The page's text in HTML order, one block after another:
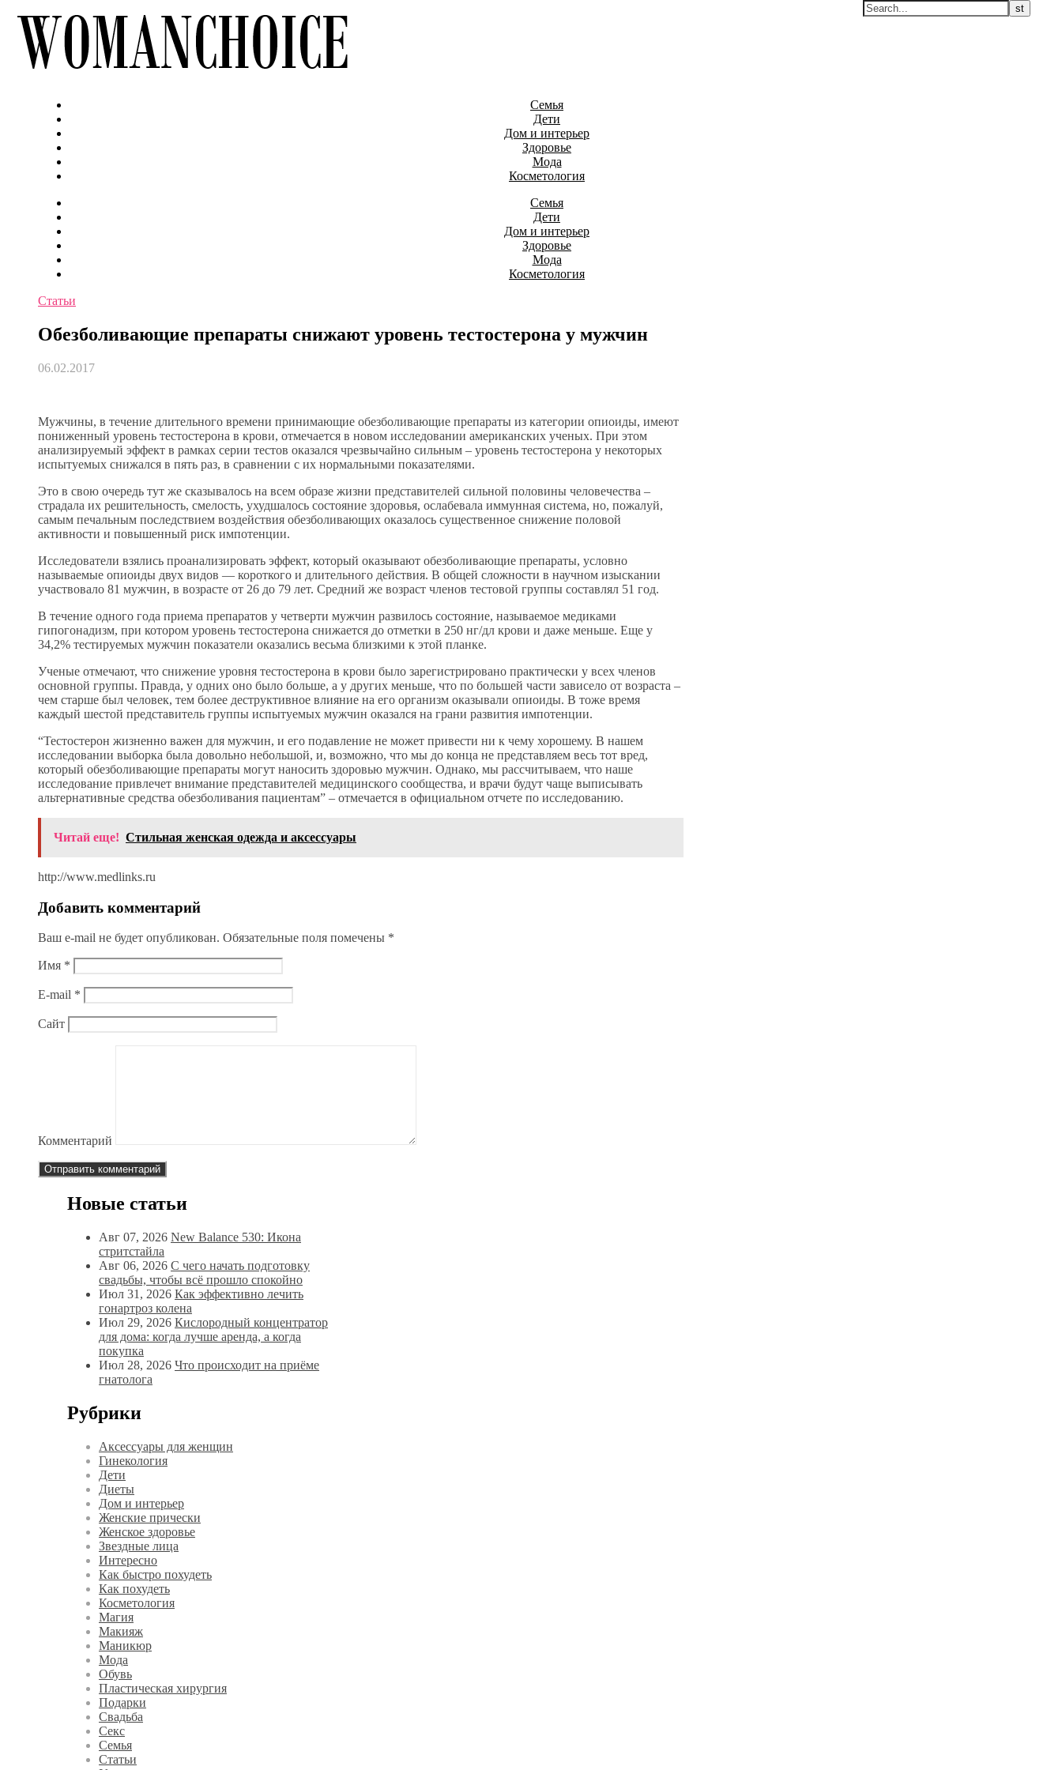
Семья
Дети
Дом и интерьер
Здоровье
Мода
Косметология
Семья
Дети
Дом и интерьер
Здоровье
Мода
Косметология
Статьи
Обезболивающие препараты снижают уровень тестостерона у мужчин
06.02.2017
Мужчины, в течение длительного времени принимающие обезболивающие препараты из категории опиоиды, имеют
пониженный уровень тестостерона в крови, отмечается в новом исследовании американских ученых. При этом
анализируемый эффект в рамках серии тестов оказался чрезвычайно сильным – уровень тестостерона у некоторых
испытуемых снижался в пять раз, в сравнении с их нормальными показателями.
Это в свою очередь тут же сказывалось на всем образе жизни представителей сильной половины человечества –
страдала их решительность, смелость, ухудшалось состояние здоровья, ослабевала иммунная система, но, пожалуй,
самым печальным последствием воздействия обезболивающих оказалось существенное снижение половой
активности и повышенный риск импотенции.
Исследователи взялись проанализировать эффект, который оказывают обезболивающие препараты, условно
называемые опиоиды двух видов — короткого и длительного действия. В общей сложности в научном изыскании
участвовало 81 мужчин, в возрасте от 26 до 79 лет. Средний же возраст членов тестовой группы составлял 51 год.
В течение одного года приема препаратов у четверти мужчин развилось состояние, называемое медиками
гипогонадизм, при котором уровень тестостерона снижается до отметки в 250 нг/дл крови и даже меньше. Еще у
34,2% тестируемых мужчин показатели оказались весьма близкими к этой планке.
Ученые отмечают, что снижение уровня тестостерона в крови было зарегистрировано практически у всех членов
основной группы. Правда, у одних оно было больше, а у других меньше, что по большей части зависело от возраста –
чем старше был человек, тем более деструктивное влияние на его организм оказывали опиоиды. В тоже время
каждый шестой представитель группы испытуемых мужчин оказался на грани развития импотенции.
“Тестостерон жизненно важен для мужчин, и его подавление не может привести ни к чему хорошему. В нашем
исследовании выборка была довольно небольшой, и, возможно, что мы до конца не представляем весь тот вред,
который обезболивающие препараты могут наносить здоровью мужчин. Однако, мы рассчитываем, что наше
исследование привлечет внимание представителей медицинского сообщества, и врачи будут чаще выписывать
альтернативные средства обезболивания пациентам” – отмечается в официальном отчете по исследованию.
Читай еще! Стильная женская одежда и аксессуары
http://www.medlinks.ru
Добавить комментарий
Ваш e-mail не будет опубликован. Обязательные поля помечены *
Имя *
E-mail *
Сайт
Комментарий
Новые статьи
Авг 07, 2026 New Balance 530: Икона
стритстайла
Авг 06, 2026 С чего начать подготовку
свадьбы, чтобы всё прошло спокойно
Июл 31, 2026 Как эффективно лечить
гонартроз колена
Июл 29, 2026 Кислородный концентратор
для дома: когда лучше аренда, а когда
покупка
Июл 28, 2026 Что происходит на приёме
гнатолога
Рубрики
Аксессуары для женщин
Гинекология
Дети
Диеты
Дом и интерьер
Женские прически
Женское здоровье
Звездные лица
Интересно
Как быстро похудеть
Как похудеть
Косметология
Магия
Макияж
Маникюр
Мода
Обувь
Пластическая хирургия
Подарки
Свадьба
Секс
Семья
Статьи